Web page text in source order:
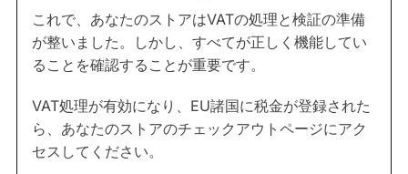
これで、あなたのストアはVATの処理と検証の準備
が整いました。しかし、すべてが正しく機能してい
ることを確認することが重要です。
VAT処理が有効になり、EU諸国に税金が登録された
ら、あなたのストアのチェックアウトページにアク
セスしてください。